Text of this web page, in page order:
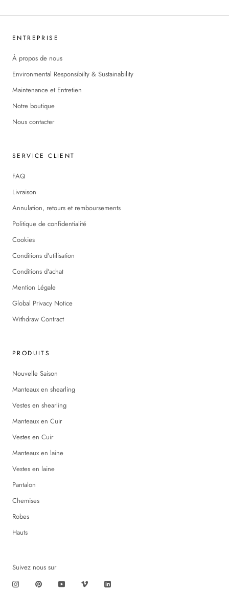
ENTREPRISE
À propos de nous
Environmental Responsibilty & Sustainability
Maintenance et Entretien
Notre boutique
Nous contacter
SERVICE CLIENT
FAQ
Livraison
Annulation, retours et remboursements
Politique de confidentialité
Cookies
Conditions d'utilisation
Conditions d'achat
Mention Légale
Global Privacy Notice
Withdraw Contract
PRODUITS
Nouvelle Saison
Manteaux en shearling
Vestes en shearling
Manteaux en Cuir
Vestes en Cuir
Manteaux en laine
Vestes en laine
Pantalon
Chemises
Robes
Hauts
Suivez nous sur